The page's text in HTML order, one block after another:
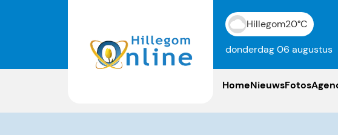
Hillegom20°C
donderdag 06 augustus
HomeNieuwsFotos